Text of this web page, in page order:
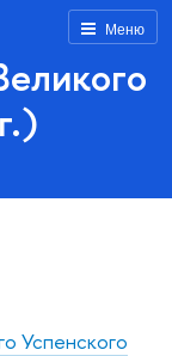
Меню
Успенского